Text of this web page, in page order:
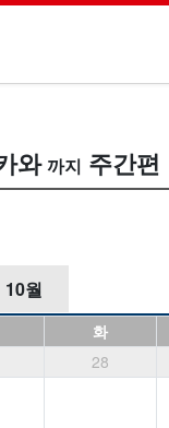
와
주간편
10월
화
28